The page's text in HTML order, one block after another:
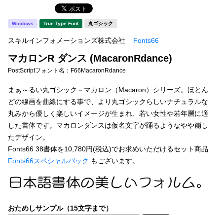
新着一覧
マイページ
お気に入り
ご利用ガイド
よくあるご質問
お問い合わせ
タイプフェイス
明朝体
宋朝体
教科書体 行書体
草書体 勘亭流
江戸文字 デザイン毛筆
すべてを表示
太さ・ウェイト
Windows True Type Font 丸ゴシック
スキルインフォメーションズ株式会社 Fonts66
マカロンR ダンス (MacaronRdance)
PostScriptフォント名： F66MacaronRdance
まぁ～るい丸ゴシック－マカロン（Macaron）シリーズ。ほとん
どの線画を曲線にする事で、より丸ゴシックらしいナチュラルな
丸みから優しく楽しいイメージが生まれ、若い女性や若年層に適
した書体です。マカロンダンスは仮名文字が踊るようなやや崩し
たデザイン。
Fonts66 38書体を10,780円(税込)でお求めいただけるセット商品
Fonts66スペシャルパック もございます。
おためしサンプル（15文字まで）